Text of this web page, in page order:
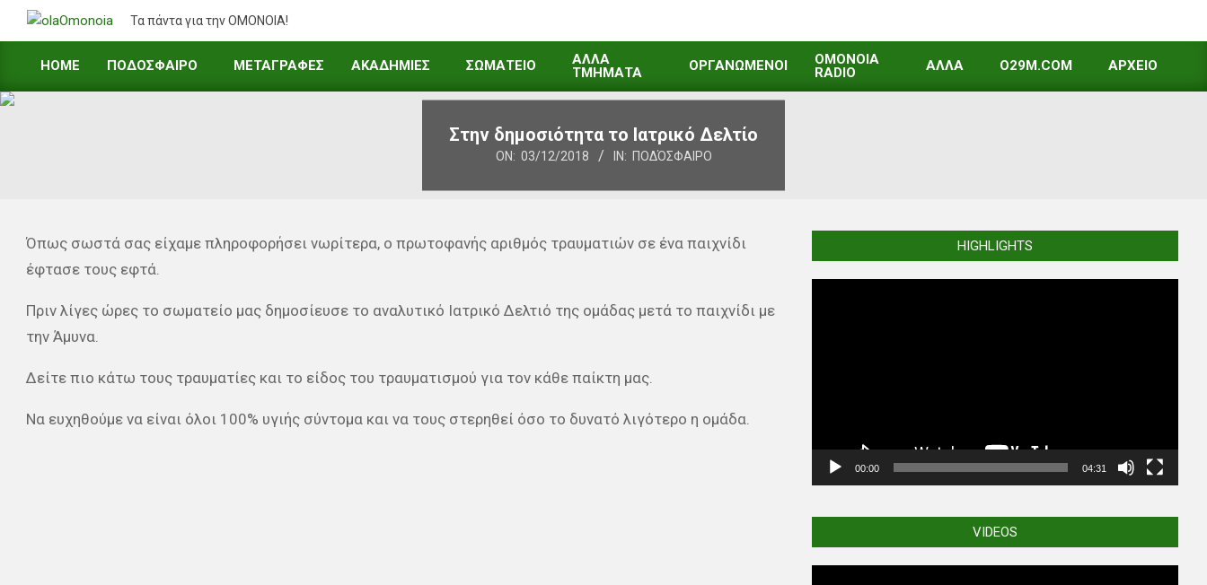
Τα πάντα για την ΟΜΟΝΟΙΑ!
HOME ΠΟΔΟΣΦΑΙΡΟ ΜΕΤΑΓΡΑΦΕΣ ΑΚΑΔΗΜΙΕΣ ΣΩΜΑΤΕΙΟ
ΑΛΛΑ
ΤΜΗΜΑΤΑ
ΟΡΓΑΝΩΜΕΝΟΙ
OMONOIA
RADIO
ΑΛΛΑ O29M.COM ΑΡΧΕΙΟ
Στην δημοσιότητα το Ιατρικό Δελτίο
ON: 03/12/2018 IN: ΠΟΔΌΣΦΑΙΡΟ
Όπως σωστά σας είχαμε πληροφορήσει νωρίτερα, ο πρωτοφανής αριθμός τραυματιών σε ένα παιχνίδι
έφτασε τους εφτά.
Πριν λίγες ώρες το σωματείο μας δημοσίευσε το αναλυτικό Ιατρικό Δελτιό της ομάδας μετά το παιχνίδι με
την Άμυνα.
Δείτε πιο κάτω τους τραυματίες και το είδος του τραυματισμού για τον κάθε παίκτη μας.
Να ευχηθούμε να είναι όλοι 100% υγιής σύντομα και να τους στερηθεί όσο το δυνατό λιγότερο η ομάδα.
HIGHLIGHTS
00:00 04:31
VIDEOS